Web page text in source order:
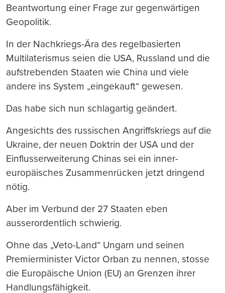
Beantwortung einer Frage zur gegenwärtigen
Geopolitik.
In der Nachkriegs-Ära des regelbasierten
Multilaterismus seien die USA, Russland und die
aufstrebenden Staaten wie China und viele
andere ins System „eingekauft“ gewesen.
Das habe sich nun schlagartig geändert.
Angesichts des russischen Angriffskriegs auf die
Ukraine, der neuen Doktrin der USA und der
Einflusserweiterung Chinas sei ein inner-
europäisches Zusammenrücken jetzt dringend
nötig.
Aber im Verbund der 27 Staaten eben
ausserordentlich schwierig.
Ohne das „Veto-Land“ Ungarn und seinen
Premierminister Victor Orban zu nennen, stosse
die Europäische Union (EU) an Grenzen ihrer
Handlungsfähigkeit.